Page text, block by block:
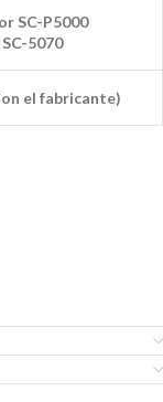
SC-P5000
5070
el fabricante)